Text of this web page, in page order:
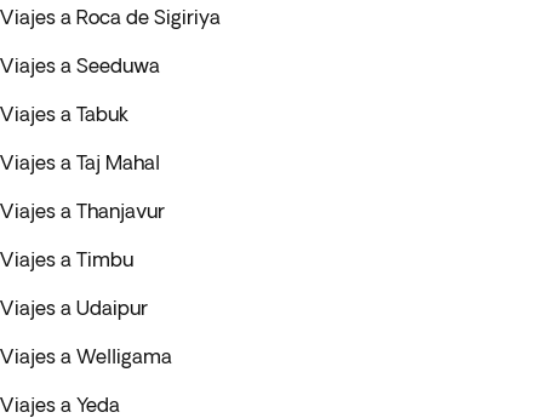
Viajes a Roca de Sigiriya
Viajes a Seeduwa
Viajes a Tabuk
Viajes a Taj Mahal
Viajes a Thanjavur
Viajes a Timbu
Viajes a Udaipur
Viajes a Welligama
Viajes a Yeda